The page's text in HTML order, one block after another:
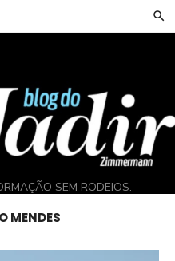
SEM RODEIOS.
MENDES